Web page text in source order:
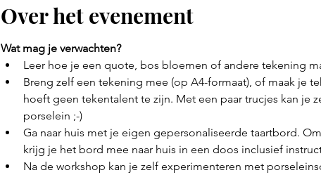
Over het evenement
Wat mag je verwachten?
Leer hoe je een quote, bos bloemen of andere tekening
Breng zelf een tekening mee (op A4-formaat), of maak je
hoeft geen tekentalent te zijn. Met een paar trucjes kan je
porselein ;-)
Ga naar huis met je eigen gepersonaliseerde taartbord.
krijg je het bord mee naar huis in een doos inclusief
Na de workshop kan je zelf experimenteren met